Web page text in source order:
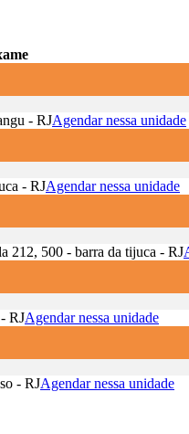
- RJAgendar nessa unidade
- RJAgendar nessa unidade
212, 500 - barra da tijuca - RJ
RJAgendar nessa unidade
- RJAgendar nessa unidade